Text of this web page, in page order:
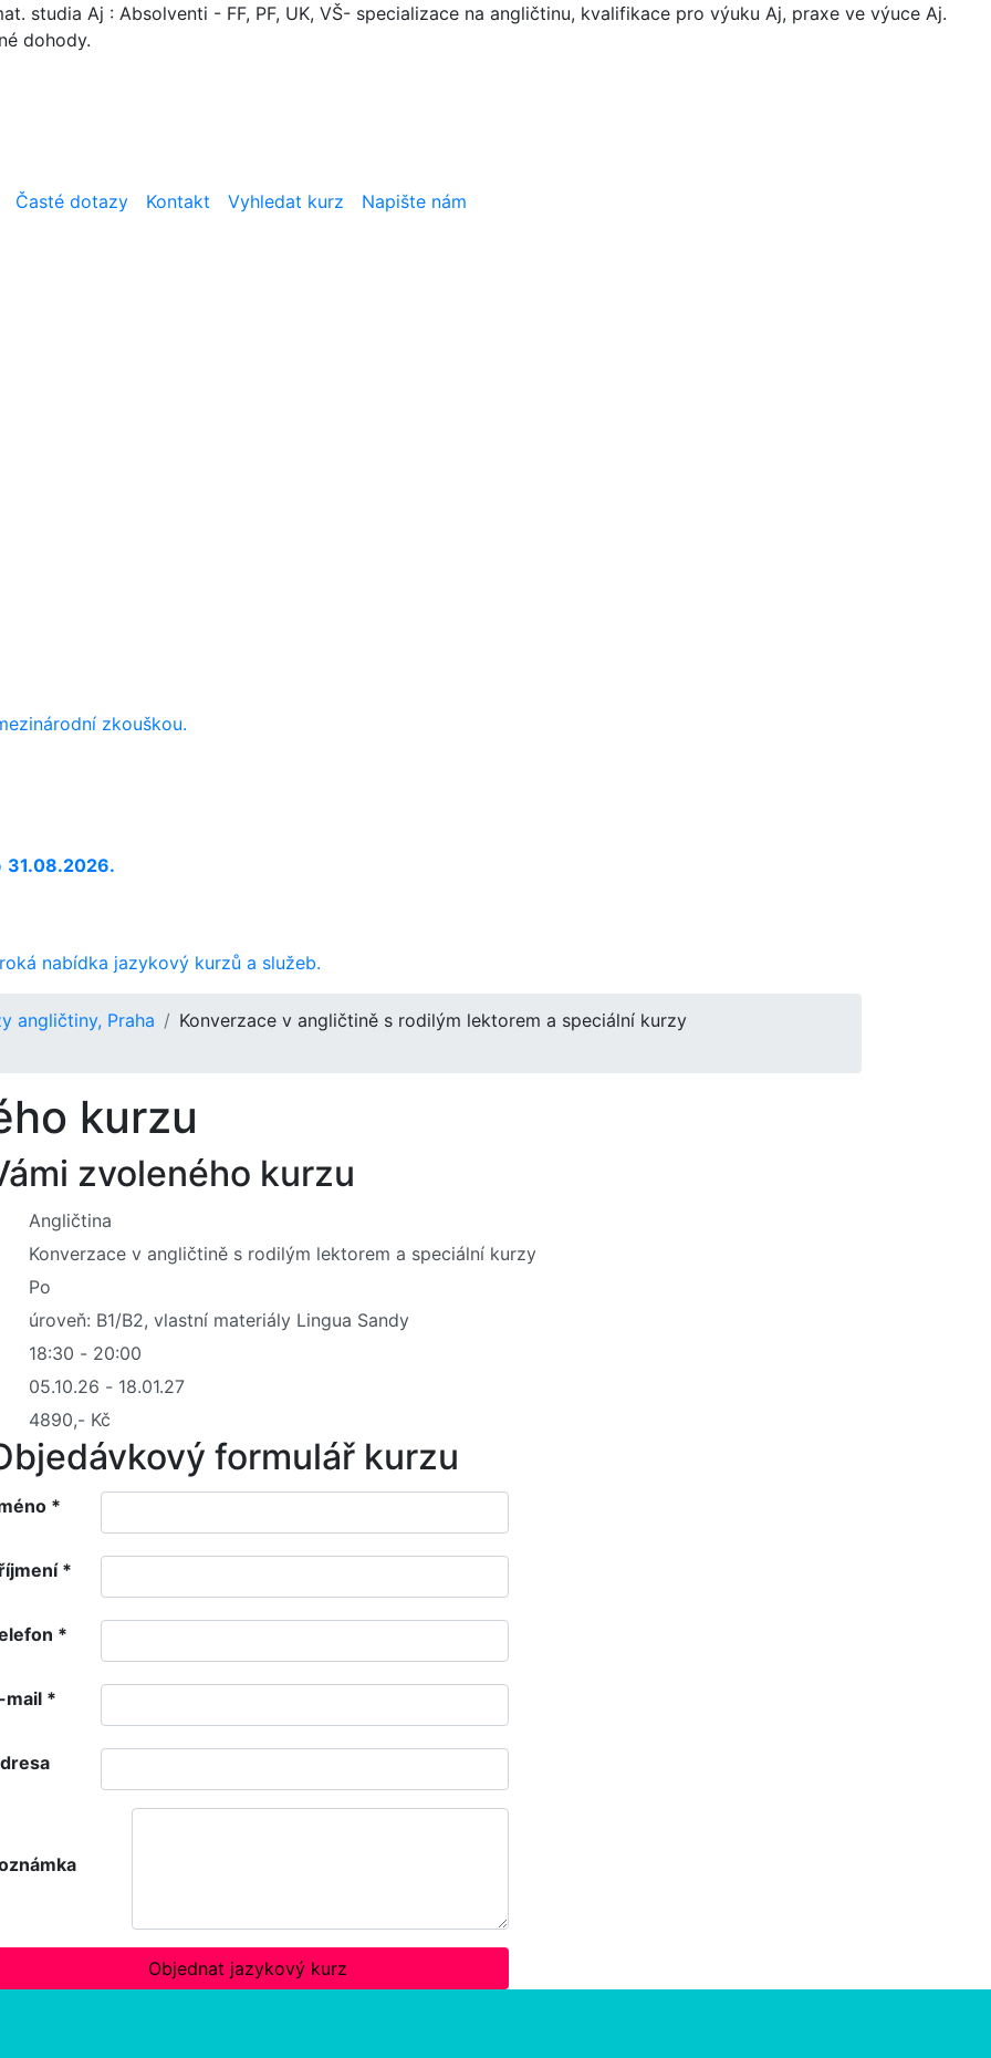
studia Aj : Absolventi - FF, PF, UK, VŠ- specializace na angličtinu, kvalifikace pro výuku Aj, praxe ve výuce Aj.
dohody.
Časté dotazy Kontakt Vyhledat kurz Napište nám
zkouškou.
31.08.2026.
nabídka jazykový kurzů a služeb.
angličtiny, Praha
Konverzace v angličtině s rodilým lektorem a speciální kurzy
kurzu
zvoleného kurzu
formulář kurzu
*
*
*
mail *
Objednat jazykový kurz